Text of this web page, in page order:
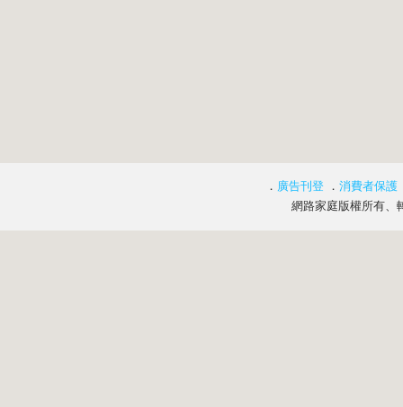
． 廣告刊登 ． 消費者保護
網路家庭版權所有、